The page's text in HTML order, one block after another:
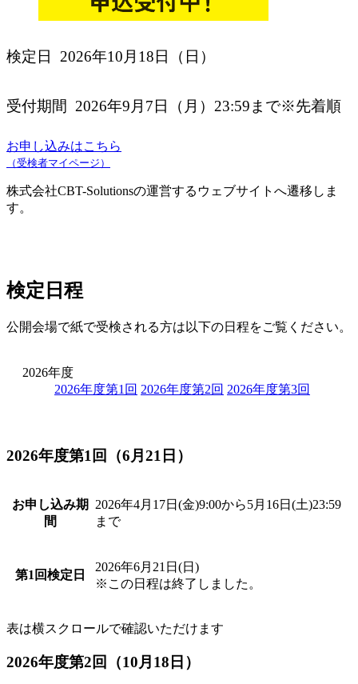
検定日 2026年10月18日（日）
受付期間 2026年9月7日（月）23:59まで※先着順
お申し込みはこちら
（受検者マイページ）
株式会社CBT-Solutionsの運営するウェブサイトへ遷移しま
す。
検定日程
公開会場で紙で受検される方は以下の日程をご覧ください。
2026年度
2026年度第1回 2026年度第2回 2026年度第3回
2026年度第1回（6月21日）
お申し込み期
間
2026年4月17日(金)9:00から5月16日(土)23:59
まで
第1回検定日
2026年6月21日(日)
※この日程は終了しました。
表は横スクロールで確認いただけます
2026年度第2回（10月18日）